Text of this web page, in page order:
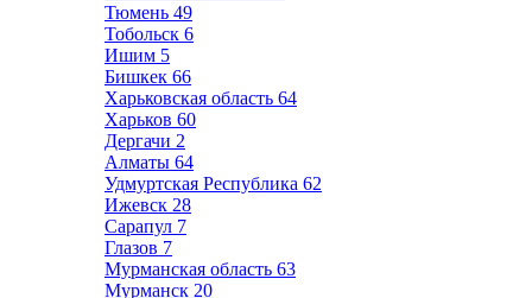
Тюмень 49
Тобольск 6
Ишим 5
Бишкек 66
Харьковская область 64
Харьков 60
Дергачи 2
Алматы 64
Удмуртская Республика 62
Ижевск 28
Сарапул 7
Глазов 7
Мурманская область 63
Мурманск 20